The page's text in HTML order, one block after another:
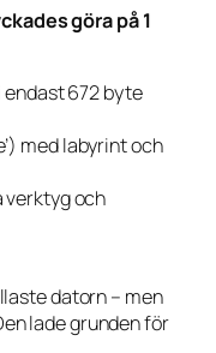
göra på 1
672 byte
med labyrint och
verktyg och
datorn – men
lade grunden för